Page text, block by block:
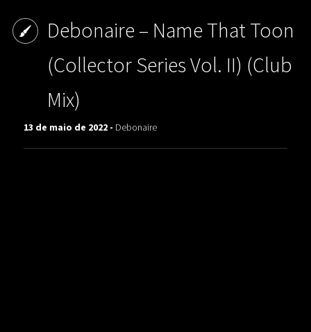
Debonaire ‎– Name That Toon
(Collector Series Vol. II) (Club
Mix)
13 de maio de 2022 - Debonaire